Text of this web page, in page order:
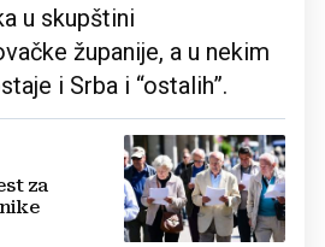
u skupštini
županije, a u nekim
i Srba i “ostalih”.
za